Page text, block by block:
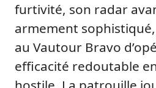
furtivité, son radar
armement
au Vautour Bravo
efficacité redoutable